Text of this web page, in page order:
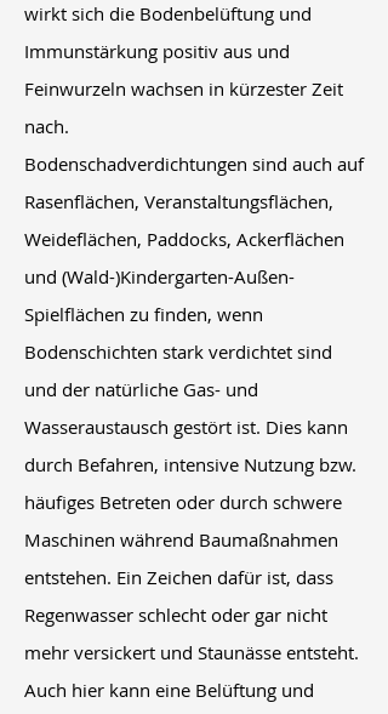
wirkt sich die Bodenbelüftung und
Immunstärkung positiv aus und
Feinwurzeln wachsen in kürzester Zeit
nach.
Bodenschadverdichtungen sind auch auf
Rasenflächen, Veranstaltungsflächen,
Weideflächen, Paddocks, Ackerflächen
und (Wald-)Kindergarten-Außen-
Spielflächen zu finden, wenn
Bodenschichten stark verdichtet sind
und der natürliche Gas- und
Wasseraustausch gestört ist. Dies kann
durch Befahren, intensive Nutzung bzw.
häufiges Betreten oder durch schwere
Maschinen während Baumaßnahmen
entstehen. Ein Zeichen dafür ist, dass
Regenwasser schlecht oder gar nicht
mehr versickert und Staunässe entsteht.
Auch hier kann eine Belüftung und